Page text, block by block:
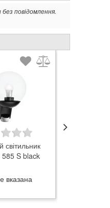
повідомлення.
світильник
S black
вказана